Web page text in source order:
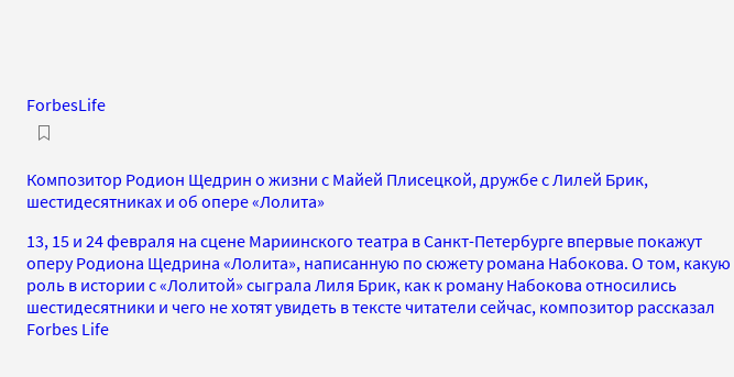
ForbesLife
Композитор Родион Щедрин о жизни с Майей Плисецкой, дружбе с Лилей Брик,
шестидесятниках и об опере «Лолита»
13, 15 и 24 февраля на сцене Мариинского театра в Санкт-Петербурге впервые покажут
оперу Родиона Щедрина «Лолита», написанную по сюжету романа Набокова. О том, какую
роль в истории с «Лолитой» сыграла Лиля Брик, как к роману Набокова относились
шестидесятники и чего не хотят увидеть в тексте читатели сейчас, композитор рассказал
Forbes Life